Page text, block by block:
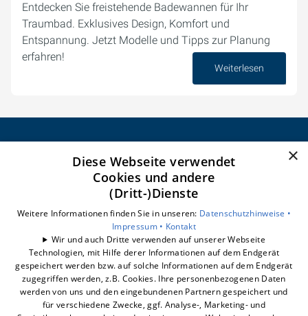
Entdecken Sie freistehende Badewannen für Ihr
Traumbad. Exklusives Design, Komfort und
Entspannung. Jetzt Modelle und Tipps zur Planung
erfahren!
Weiterlesen
CELSEO Service GmbH
Datenschutzerklärung
Barrierefreiheitserklärung
Unsere Bereiche
Badberatung
Badrechner
Badsanierung
×
Diese Webseite verwendet
Cookies und andere
(Dritt-)Dienste
Weitere Informationen finden Sie in unseren: Datenschutzhinweise •
Impressum • Kontakt
Wir und auch Dritte verwenden auf unserer Webseite
Technologien, mit Hilfe derer Informationen auf dem Endgerät
gespeichert werden bzw. auf solche Informationen auf dem Endgerät
zugegriffen werden, z.B. Cookies. Ihre personenbezogenen Daten
werden von uns und den eingebundenen Partnern gespeichert und
für verschiedene Zwecke, ggf. Analyse-, Marketing- und